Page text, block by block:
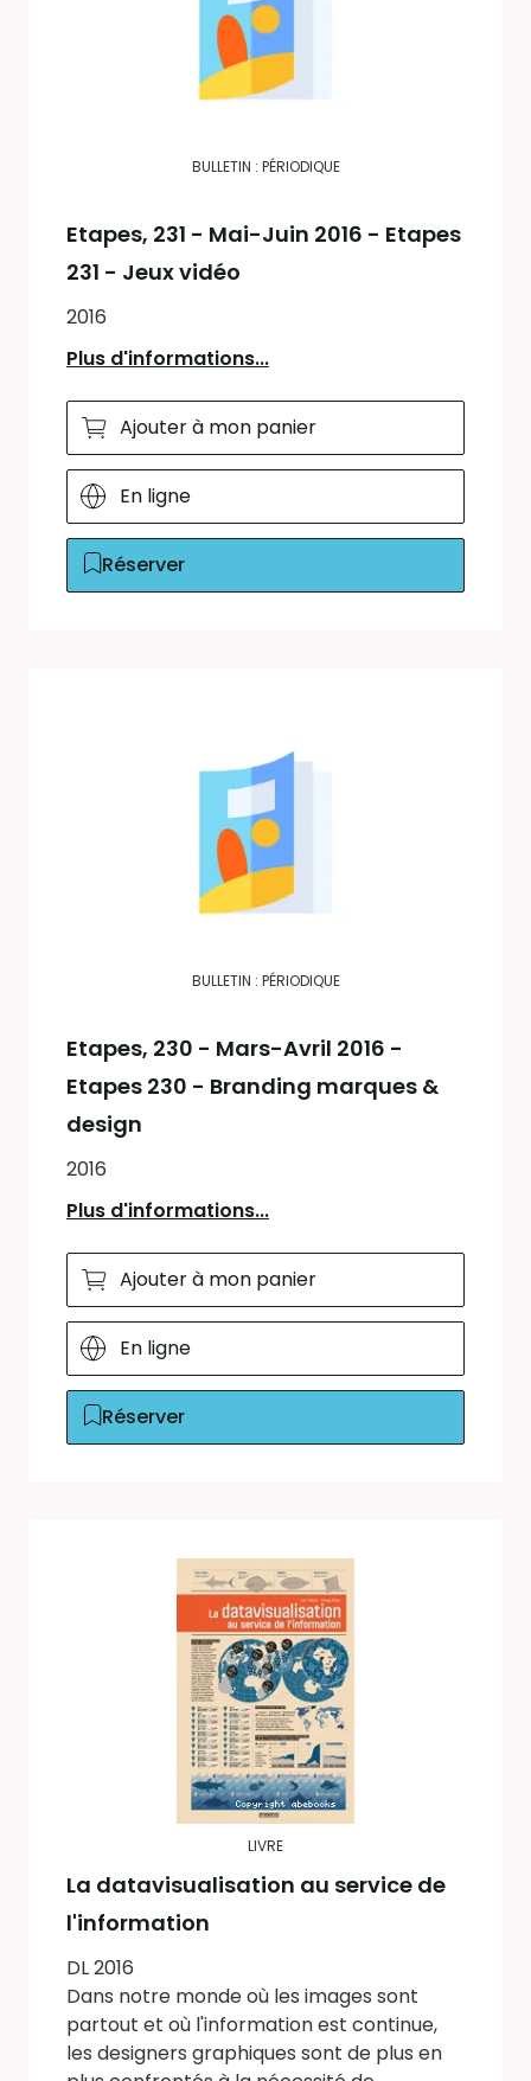
BULLETIN : PÉRIODIQUE
Etapes, 231 - Mai-Juin 2016 - Etapes
231 - Jeux vidéo
2016
Plus d'informations...
Ajouter à mon panier
En ligne
Réserver
BULLETIN : PÉRIODIQUE
Etapes, 230 - Mars-Avril 2016 -
Etapes 230 - Branding marques &
design
2016
Plus d'informations...
Ajouter à mon panier
En ligne
Réserver
LIVRE
La datavisualisation au service de
l'information
DL 2016
Dans notre monde où les images sont
partout et où l'information est continue,
les designers graphiques sont de plus en